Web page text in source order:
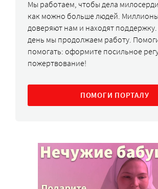
Мы работаем, чтобы дела
как можно больше людей.
доверяют нам и находят
день мы продолжаем работу.
помогать: оформите посильное
пожертвование!
ПОМОГИ ПОРТАЛУ